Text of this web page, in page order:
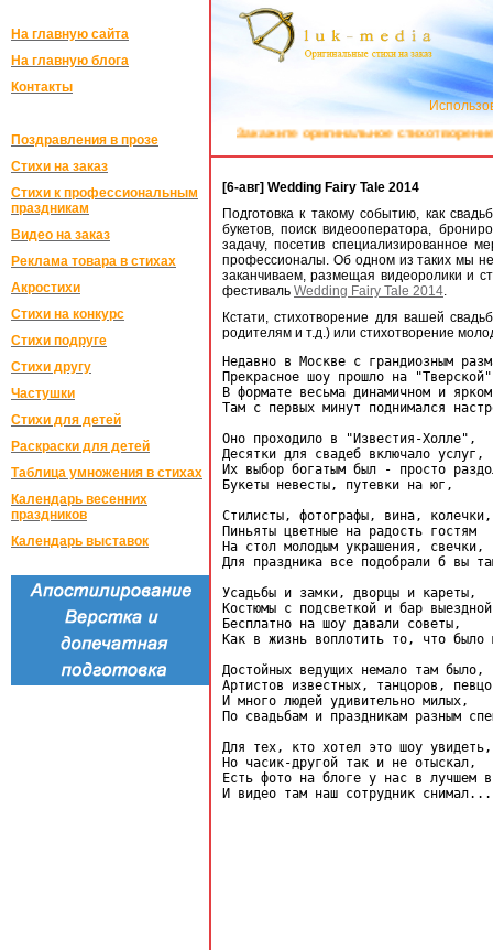
На главную сайта
На главную блога
Контакты
Поздравления в прозе
Стихи на заказ
Стихи к профессиональным
праздникам
Видео на заказ
Реклама товара в стихах
Акростихи
Стихи на конкурс
Стихи подруге
Стихи другу
Частушки
Стихи для детей
Раскраски для детей
Таблица умножения в стихах
Календарь весенних
праздников
Календарь выставок
Закажите оригинальное стихотворение
[6-авг] Wedding Fairy Tale 2014
Подготовка к такому событию, как
букетов, поиск видеооператора,
задачу, посетив специализированное
профессионалы. Об одном из таких мы
заканчиваем, размещая видеоролики и
фестиваль Wedding Fairy Tale 2014.
Кстати, стихотворение для вашей
родителям и т.д.) или стихотворение
Недавно в Москве с грандиозным
Прекрасное шоу прошло на
В формате весьма динамичном и
Там с первых минут поднимался
Оно проходило в "Известия-Холле",
Десятки для свадеб включало услуг,
Их выбор богатым был - просто
Букеты невесты, путевки на юг,
Стилисты, фотографы, вина, колечки,
Пиньяты цветные на радость гостям
На стол молодым украшения, свечки,
Для праздника все подобрали б вы
Усадьбы и замки, дворцы и кареты,
Костюмы с подсветкой и бар
Бесплатно на шоу давали советы,
Как в жизнь воплотить то, что было
Достойных ведущих немало там было,
Артистов известных, танцоров,
И много людей удивительно милых,
По свадьбам и праздникам разным
Для тех, кто хотел это шоу увидеть,
Но часик-другой так и не отыскал,
Есть фото на блоге у нас в лучшем